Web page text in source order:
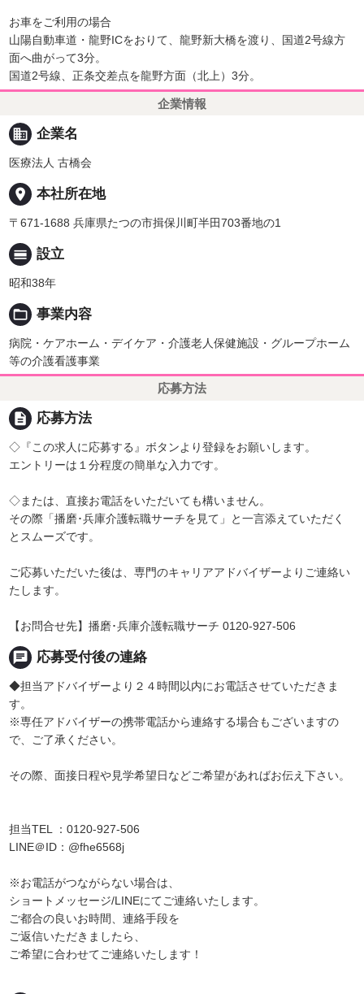
お車をご利用の場合
山陽自動車道・龍野ICをおりて、龍野新大橋を渡り、国道2号線方
面へ曲がって3分。
国道2号線、正条交差点を龍野方面（北上）3分。
企業情報
business 企業名
医療法人 古橋会
place 本社所在地
〒671-1688 兵庫県たつの市揖保川町半田703番地の1
calendar_view_day 設立
昭和38年
folder_open 事業内容
病院・ケアホーム・デイケア・介護老人保健施設・グループホーム
等の介護看護事業
応募方法
description 応募方法
◇『この求人に応募する』ボタンより登録をお願いします。
エントリーは１分程度の簡単な入力です。
◇または、直接お電話をいただいても構いません。
その際「播磨･兵庫介護転職サーチを見て」と一言添えていただく
とスムーズです。
ご応募いただいた後は、専門のキャリアアドバイザーよりご連絡い
たします。
【お問合せ先】播磨･兵庫介護転職サーチ 0120-927-506
chat 応募受付後の連絡
◆担当アドバイザーより２４時間以内にお電話させていただきま
す。
※専任アドバイザーの携帯電話から連絡する場合もございますの
で、ご了承ください。
その際、面接日程や見学希望日などご希望があればお伝え下さい。
担当TEL ：0120-927-506
LINE＠ID：@fhe6568j
※お電話がつながらない場合は、
ショートメッセージ/LINEにてご連絡いたします。
ご都合の良いお時間、連絡手段を
ご返信いただきましたら、
ご希望に合わせてご連絡いたします！